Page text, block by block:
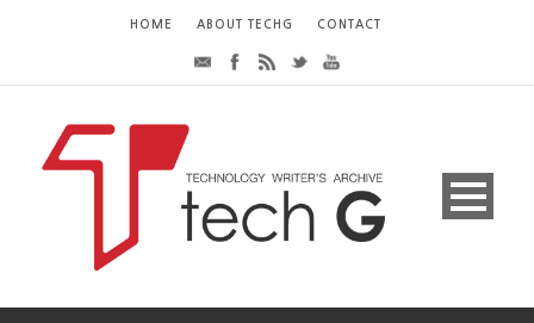
HOME ABOUT TECHG CONTACT